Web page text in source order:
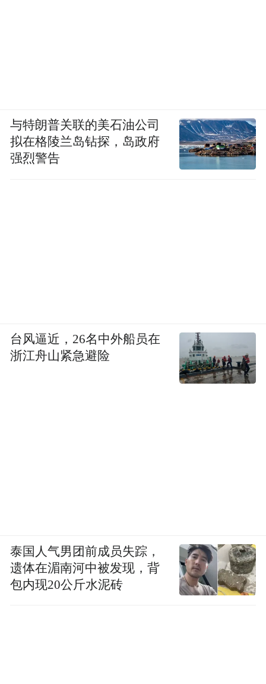
与特朗普关联的美石油公司
拟在格陵兰岛钻探，岛政府
强烈警告
台风逼近，26名中外船员在
浙江舟山紧急避险
泰国人气男团前成员失踪，
遗体在湄南河中被发现，背
包内现20公斤水泥砖